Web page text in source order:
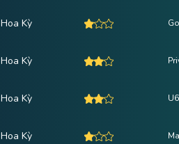
Hoa Kỳ
Hoa Kỳ
Hoa Kỳ
Hoa Kỳ